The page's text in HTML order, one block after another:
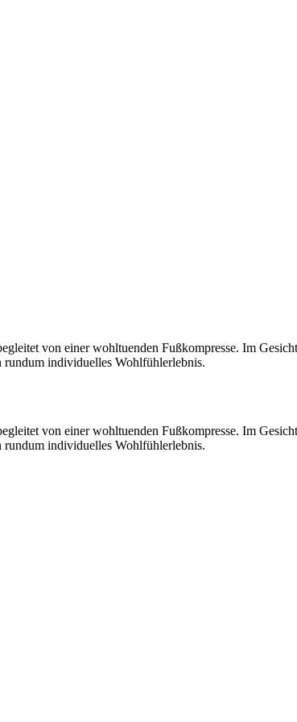
von einer wohltuenden Fußkompresse. Im
rundum individuelles Wohlfühlerlebnis.
von einer wohltuenden Fußkompresse. Im
rundum individuelles Wohlfühlerlebnis.